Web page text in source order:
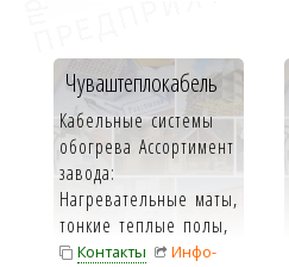
Чуваштеплокабель
Кабельные системы
обогрева Ассортимент
завода:
Нагревательные маты,
тонкие теплые полы,
теплый пол ...
Контакты
Инфо-